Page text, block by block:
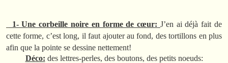
1- Une corbeille noire en forme de cœur: J’en ai déjà fait de
cette forme, c’est long, il faut ajouter au fond, des tortillons en plus
afin que la pointe se dessine nettement!
Déco: des lettres-perles, des boutons, des petits noeuds: